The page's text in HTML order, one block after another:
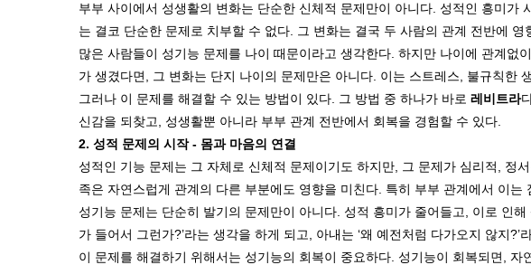
부부 사이에서 성생활의 변화는 단순한 신체적 문제만이 아니다. 성적인 흥미
는 결코 단순한 문제로 치부할 수 없다. 그 변화는 결국 두 사람의 관계 전반에 영
많은 사람들이 성기능 문제를 나이 때문이라고 생각한다. 하지만 나이에 관계
가 생겼다면, 그 변화는 단지 나이의 문제만은 아니다. 이는 스트레스, 불규칙한
그러나 이 문제를 해결할 수 있는 방법이 있다. 그 방법 중 하나가 바로 레비트라
신감을 되찾고, 성생활뿐 아니라 부부 관계 전반에서 회복을 경험할 수 있다.
2. 성적 문제의 시작 - 몸과 마음의 연결
성적인 기능 문제는 그 자체로 신체적 문제이기도 하지만, 그 문제가 심리적, 정
족은 자연스럽게 관계의 다른 부분에도 영향을 미친다. 특히 부부 관계에서 이
성기능 문제는 단순히 발기의 문제만이 아니다. 성적 흥미가 줄어들고, 이로 인
가 들어서 그런가?’라는 생각을 하게 되고, 아내는 ‘왜 예전처럼 다가오지 않지
이 문제를 해결하기 위해서는 성기능의 회복이 중요하다. 성기능이 회복되면,